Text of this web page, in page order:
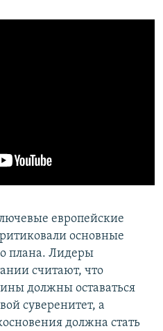
европейские
основные
плана. Лидеры
считают, что
должны оставаться
суверенитет, а
должна стать